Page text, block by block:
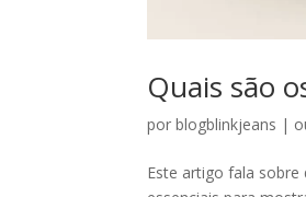
Quais são
porblogblinkjeans |
Este artigo fala